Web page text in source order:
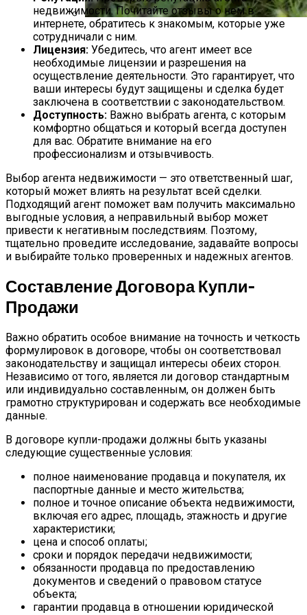
Что Такое Княженика, Где Произрастает
Ягода, Как Выглядит И Как Вырастить
Арктическую Малину На Участке
недвижимости. Почитайте отзывы о нем в
интернете, обратитесь к знакомым, которые уже
сотрудничали с ним.
Лицензия: Убедитесь, что агент имеет все
необходимые лицензии и разрешения на
осуществление деятельности. Это гарантирует, что
ваши интересы будут защищены и сделка будет
заключена в соответствии с законодательством.
Доступность: Важно выбрать агента, с которым
комфортно общаться и который всегда доступен
для вас. Обратите внимание на его
профессионализм и отзывчивость.
Выбор агента недвижимости — это ответственный шаг,
который может влиять на результат всей сделки.
Подходящий агент поможет вам получить максимально
выгодные условия, а неправильный выбор может
привести к негативным последствиям. Поэтому,
тщательно проведите исследование, задавайте вопросы
и выбирайте только проверенных и надежных агентов.
Составление Договора Купли-
Продажи
Важно обратить особое внимание на точность и четкость
формулировок в договоре, чтобы он соответствовал
законодательству и защищал интересы обеих сторон.
Независимо от того, является ли договор стандартным
или индивидуально составленным, он должен быть
грамотно структурирован и содержать все необходимые
данные.
В договоре купли-продажи должны быть указаны
следующие существенные условия:
полное наименование продавца и покупателя, их
паспортные данные и место жительства;
полное и точное описание объекта недвижимости,
включая его адрес, площадь, этажность и другие
характеристики;
цена и способ оплаты;
сроки и порядок передачи недвижимости;
обязанности продавца по предоставлению
документов и сведений о правовом статусе
объекта;
гарантии продавца в отношении юридической